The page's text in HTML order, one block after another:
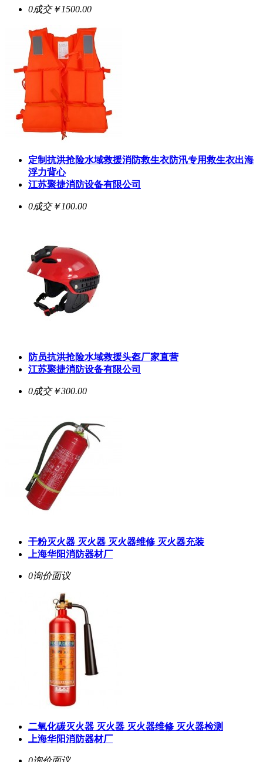
0成交￥1500.00
定制抗洪抢险水域救援消防救生衣防汛专用救生衣出海
浮力背心
江苏聚捷消防设备有限公司
0成交￥100.00
防员抗洪抢险水域救援头盔厂家直营
江苏聚捷消防设备有限公司
0成交￥300.00
干粉灭火器 灭火器 灭火器维修 灭火器充装
上海华阳消防器材厂
0询价面议
二氧化碳灭火器 灭火器 灭火器维修 灭火器检测
上海华阳消防器材厂